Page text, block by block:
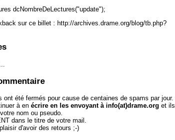
dcNombreDeLectures("update");
sur ce billet : http://archives.drame.org/blog/tb.php?
ont été fermés pour cause de centaines de spams par jour.
à en écrire en les envoyant à info(at)drame.org et ils
nom ou pseudo.
dans le titre de votre mail.
d'avoir des retours ;-)